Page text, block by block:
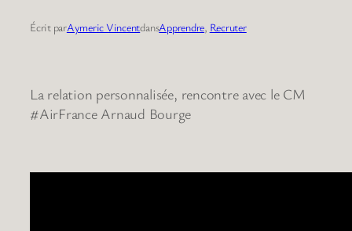
Écrit parAymeric VincentdansApprendre, Recruter
La relation personnalisée, rencontre avec le CM
#AirFrance Arnaud Bourge